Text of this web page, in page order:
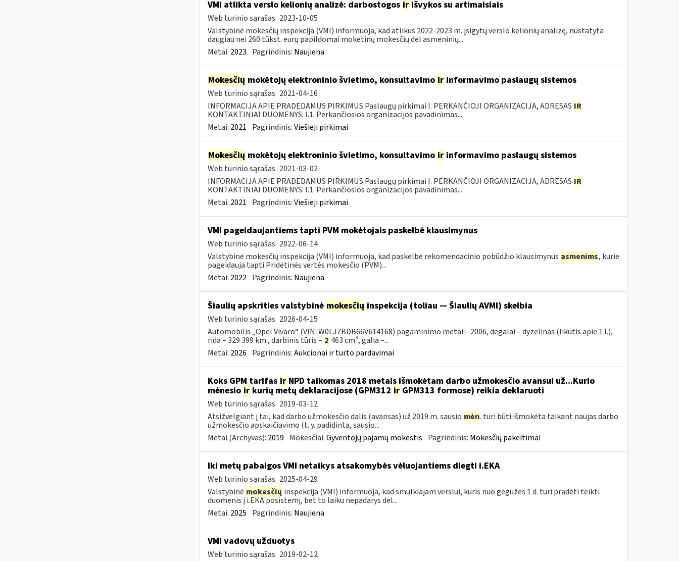
VMI atlikta verslo kelionių analizė: darbostogos irišvykos su artimaisiais
Web turinio sąrašas 2023-10-05
Valstybinė mokesčių inspekcija (VMI) informuoja, kad atlikus 2022-2023 m. įsigytų verslo kelionių analizę, nustatyta
daugiau nei 260 tūkst. eurų papildomai mokėtinų mokesčių dėl asmeninių...
Metai: 2023 Pagrindinis: Naujiena
Mokesčių mokėtojų elektroninio švietimo, konsultavimo irinformavimo paslaugų sistemos
Web turinio sąrašas 2021-04-16
INFORMACIJA APIE PRADEDAMUS PIRKIMUS Paslaugų pirkimai I. PERKANČIOJI ORGANIZACIJA, ADRESAS IR
KONTAKTINIAI DUOMENYS: I.1. Perkančiosios organizacijos pavadinimas...
Metai: 2021 Pagrindinis:Viešieji pirkimai
Mokesčių mokėtojų elektroninio švietimo, konsultavimo irinformavimo paslaugų sistemos
Web turinio sąrašas 2021-03-02
INFORMACIJA APIE PRADEDAMUS PIRKIMUS Paslaugų pirkimai I. PERKANČIOJI ORGANIZACIJA, ADRESAS IR
KONTAKTINIAI DUOMENYS: I.1. Perkančiosios organizacijos pavadinimas...
Metai: 2021 Pagrindinis:Viešieji pirkimai
VMI pageidaujantiems tapti PVM mokėtojais paskelbė klausimynus
Web turinio sąrašas 2022-06-14
Valstybinė mokesčių inspekcija (VMI) informuoja, kad paskelbė rekomendacinio pobūdžio klausimynus asmenims, kurie
pageidauja tapti Pridėtinės vertės mokesčio (PVM)...
Metai: 2022 Pagrindinis: Naujiena
Šiaulių apskrities valstybinė mokesčių inspekcija (toliau — Šiaulių AVMI) skelbia
Web turinio sąrašas 2026-04-15
Automobilis „Opel Vivaro“ (VIN: W0LJ7BDB66V614168) pagaminimo metai – 2006, degalai – dyzelinas (likutis apie 1 l.),
rida – 329 399 km., darbinis tūris – 2 463 cm³, galia –...
Metai: 2026 Pagrindinis:Aukcionai ir turto pardavimai
Koks GPM tarifas irNPD taikomas 2018 metais išmokėtam darbo užmokesčio avansui už...Kurio
mėnesio irkurių metų deklaracijose (GPM312 irGPM313 formose) reikia deklaruoti
Web turinio sąrašas 2019-03-12
Atsižvelgiant į tai, kad darbo užmokesčio dalis (avansas) už 2019 m. sausio mėn. turi būti išmokėta taikant naujas darbo
užmokesčio apskaičiavimo (t. y. padidinta, sausio...
Metai (Archyvas): 2019 Mokesčiai:Gyventojų pajamų mokestis Pagrindinis: Mokesčių pakeitimai
Iki metų pabaigos VMI netaikys atsakomybės vėluojantiems diegti i.EKA
Web turinio sąrašas 2025-04-29
Valstybinė mokesčių inspekcija (VMI) informuoja, kad smulkiajam verslui, kuris nuo gegužės 1 d. turi pradėti teikti
duomenis į i.EKA posistemį, bet to laiku nepadarys dėl...
Metai: 2025 Pagrindinis: Naujiena
VMI vadovų užduotys
Web turinio sąrašas 2019-02-12